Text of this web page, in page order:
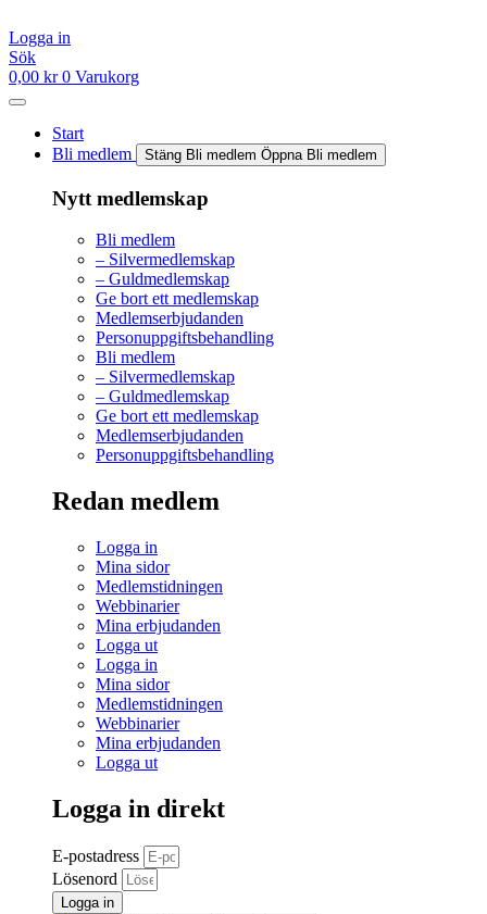
till
innehåll
Logga in
Sök
0,00 kr 0 Varukorg
Start
Bli medlem
Stäng Bli medlem Öppna Bli medlem
Nytt medlemskap
Bli medlem
– Silvermedlemskap
– Guldmedlemskap
Ge bort ett medlemskap
Medlemserbjudanden
Personuppgiftsbehandling
Bli medlem
– Silvermedlemskap
– Guldmedlemskap
Ge bort ett medlemskap
Medlemserbjudanden
Personuppgiftsbehandling
Redan medlem
Logga in
Mina sidor
Medlemstidningen
Webbinarier
Mina erbjudanden
Logga ut
Logga in
Mina sidor
Medlemstidningen
Webbinarier
Mina erbjudanden
Logga ut
Logga in direkt
E-postadress
Lösenord
Logga in